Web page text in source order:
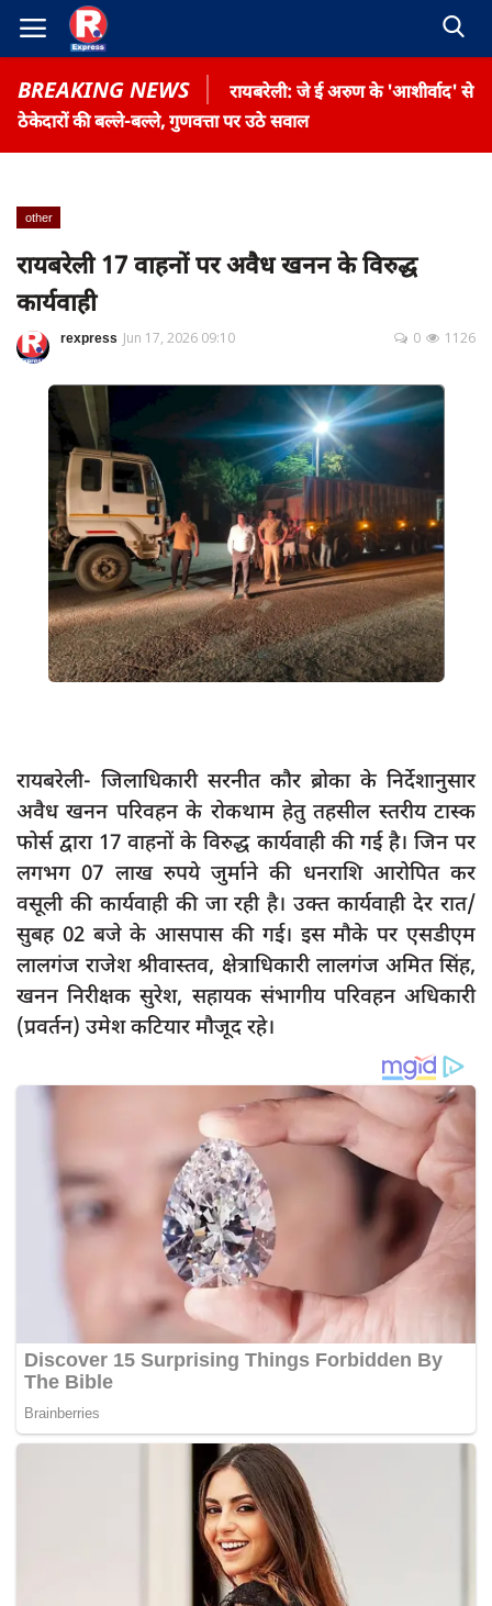
BREAKING NEWS
रायबरेली: जे ई अरुण के 'आशीर्वाद' से
ठेकेदारों की बल्ले-बल्ले, गुणवत्ता पर उठे सवाल
Home
Contact
Terms & Conditions
रोजगार समाचार
About US
Privacy Policy
App verify
समस्या
Covid-19
अपराध
राजनीति
साक्षात्कार
सामाजिक
खेल
latest
प्रशासनिक
दुर्घटना
editors-pick
other
रायबरेली 17 वाहनों पर अवैध खनन के विरुद्ध
कार्यवाही
rexpress Jun 17, 2026 09:10 1126
0
रायबरेली- जिलाधिकारी सरनीत कौर ब्रोका के निर्देशानुसार
अवैध खनन परिवहन के रोकथाम हेतु तहसील स्तरीय टास्क
फोर्स द्वारा 17 वाहनों के विरुद्ध कार्यवाही की गई है। जिन पर
लगभग 07 लाख रुपये जुर्माने की धनराशि आरोपित कर
वसूली की कार्यवाही की जा रही है। उक्त कार्यवाही देर रात/
सुबह 02 बजे के आसपास की गई। इस मौके पर एसडीएम
लालगंज राजेश श्रीवास्तव, क्षेत्राधिकारी लालगंज अमित सिंह,
खनन निरीक्षक सुरेश, सहायक संभागीय परिवहन अधिकारी
(प्रवर्तन) उमेश कटियार मौजूद रहे।